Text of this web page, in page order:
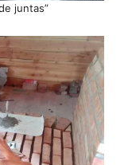
juntas”